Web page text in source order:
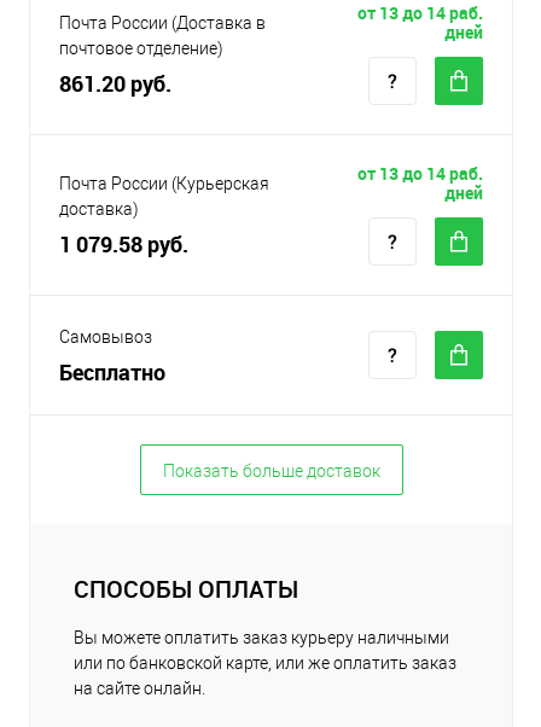
Почта России (Доставка в
почтовое отделение)
861.20 руб.
от 13 до 14 раб.
дней
Почта России (Курьерская
доставка)
1 079.58 руб.
от 13 до 14 раб.
дней
Самовывоз
Бесплатно
Показать больше доставок
СПОСОБЫ ОПЛАТЫ
Вы можете оплатить заказ курьеру наличными
или по банковской карте, или же оплатить заказ
на сайте онлайн.